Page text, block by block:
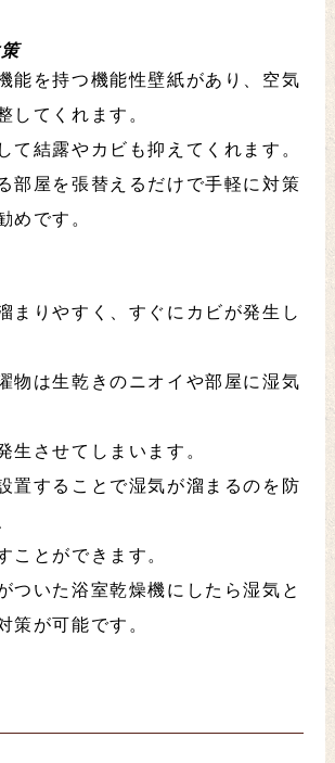
能を持つ機能性壁紙があり、空気
してくれます。
て結露やカビも抑えてくれます。
部屋を張替えるだけで手軽に対策
めです。
まりやすく、すぐにカビが発生し
物は生乾きのニオイや部屋に湿気
生させてしまいます。
置することで湿気が溜まるのを防
ことができます。
ついた浴室乾燥機にしたら湿気と
策が可能です。